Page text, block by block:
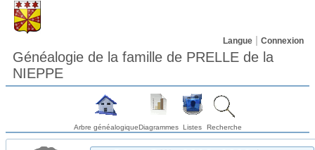
Langue Connexion
Généalogie de la famille de PRELLE de la
NIEPPE
Arbre généalogiqueDiagrammes Listes Recherche